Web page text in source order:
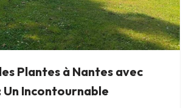
Plantes à Nantes avec
Un Incontournable